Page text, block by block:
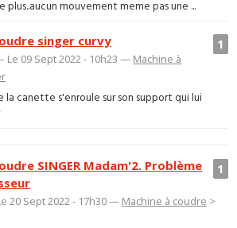
plus..aucun mouvement meme pas une ...
1
singer curvy
Le 09 Sept 2022 - 10h23 — Machine à
la canette s'enroule sur son support qui lui
1
SINGER Madam'2. Problème
20 Sept 2022 - 17h30 — Machine à coudre >